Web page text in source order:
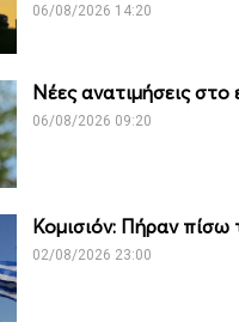
06/08/2026 14:20
Νέες ανατιμήσεις
06/08/2026 09:20
Κομισιόν: Πήραν
02/08/2026 23:00